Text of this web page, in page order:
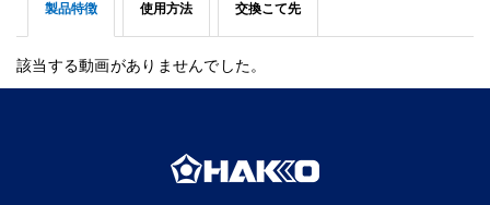
製品特徴 使用方法 交換こて先
該当する動画がありませんでした。